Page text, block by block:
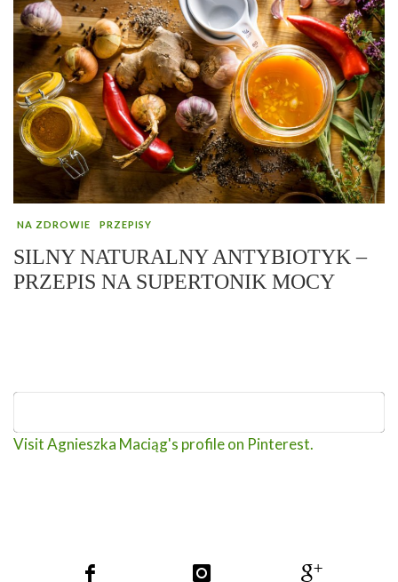
NA ZDROWIE PRZEPISY
SILNY NATURALNY ANTYBIOTYK –
PRZEPIS NA SUPERTONIK MOCY
Visit Agnieszka Maciąg's profile on Pinterest.